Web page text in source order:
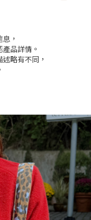
，
品詳情。
略有不同，